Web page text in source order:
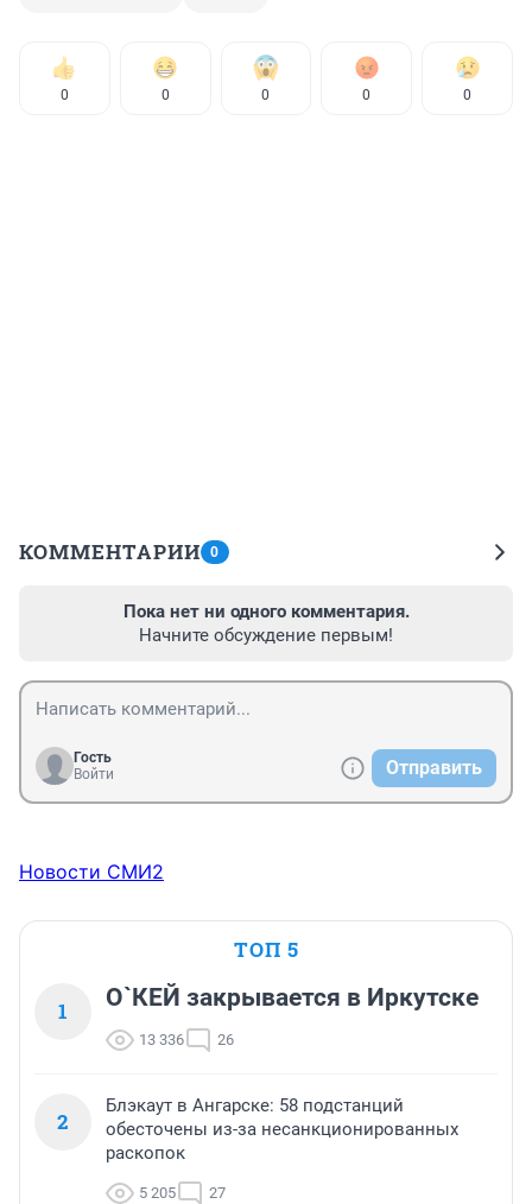
0 0 0 0 0
КОММЕНТАРИИ 0
Пока нет ни одного комментария.
Начните обсуждение первым!
Гость
Войти
Отправить
Новости СМИ2
ТОП 5
1 О`КЕЙ закрывается в Иркутске
13 336 26
2
Блэкаут в Ангарске: 58 подстанций
обесточены из-за несанкционированных
раскопок
5 205 27